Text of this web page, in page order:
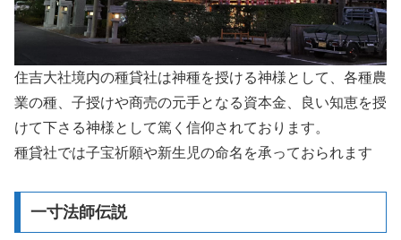
住吉大社境内の種貸社は神種を授ける神様として、各種農
業の種、子授けや商売の元手となる資本金、良い知恵を授
けて下さる神様として篤く信仰されております。
種貸社では子宝祈願や新生児の命名を承っておられます
一寸法師伝説